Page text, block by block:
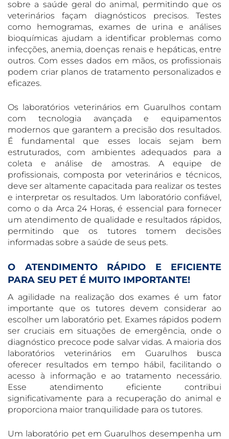
sobre a saúde geral do animal, permitindo que os
veterinários façam diagnósticos precisos. Testes
como hemogramas, exames de urina e análises
bioquímicas ajudam a identificar problemas como
infecções, anemia, doenças renais e hepáticas, entre
outros. Com esses dados em mãos, os profissionais
podem criar planos de tratamento personalizados e
eficazes.
Os laboratórios veterinários em Guarulhos contam
com tecnologia avançada e equipamentos
modernos que garantem a precisão dos resultados.
É fundamental que esses locais sejam bem
estruturados, com ambientes adequados para a
coleta e análise de amostras. A equipe de
profissionais, composta por veterinários e técnicos,
deve ser altamente capacitada para realizar os testes
e interpretar os resultados. Um laboratório confiável,
como o da Arca 24 Horas, é essencial para fornecer
um atendimento de qualidade e resultados rápidos,
permitindo que os tutores tomem decisões
informadas sobre a saúde de seus pets.
O ATENDIMENTO RÁPIDO E EFICIENTE
PARA SEU PET É MUITO IMPORTANTE!
A agilidade na realização dos exames é um fator
importante que os tutores devem considerar ao
escolher um laboratório pet. Exames rápidos podem
ser cruciais em situações de emergência, onde o
diagnóstico precoce pode salvar vidas. A maioria dos
laboratórios veterinários em Guarulhos busca
oferecer resultados em tempo hábil, facilitando o
acesso à informação e ao tratamento necessário.
Esse atendimento eficiente contribui
significativamente para a recuperação do animal e
proporciona maior tranquilidade para os tutores.
Um laboratório pet em Guarulhos desempenha um